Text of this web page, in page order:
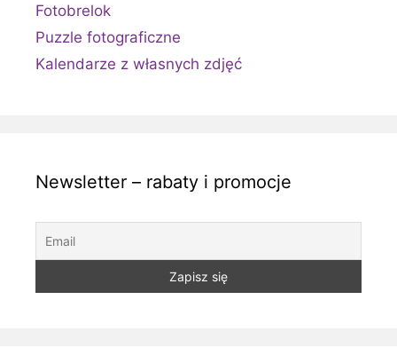
Fotobrelok
Puzzle fotograficzne
Kalendarze z własnych zdjęć
Newsletter – rabaty i promocje